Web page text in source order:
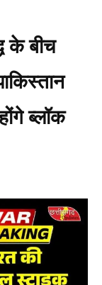
के बीच
ब्लॉक